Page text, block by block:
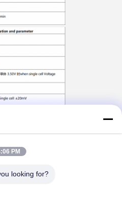
PM
looking for?